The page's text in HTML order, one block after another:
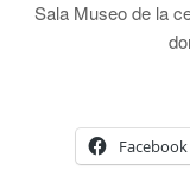
Sala Museo de la
Facebook